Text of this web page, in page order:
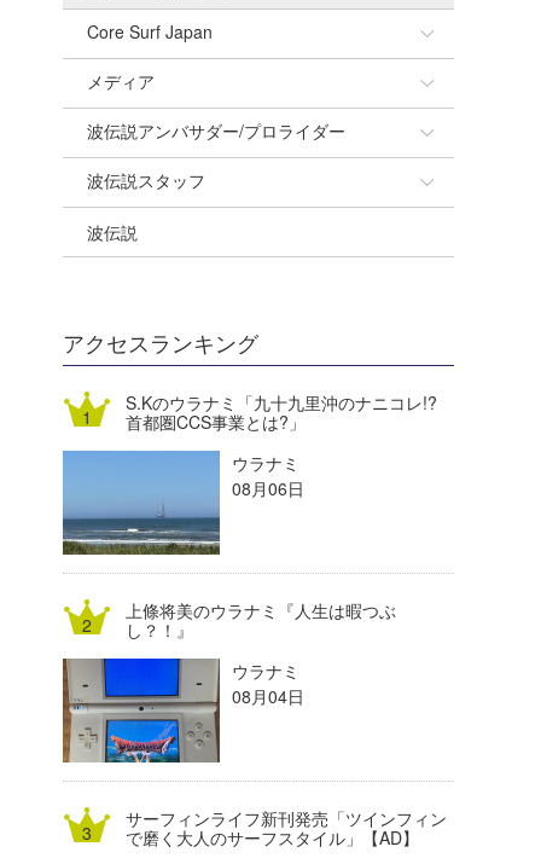
Core Surf Japan
Naoya Kimoto
mitsuteru Kamio
Yasunari Inoue
Yoshiyuki Obata
DELTA FORCE SURF
熊谷素子
メディア
SURFMEDIA
Colors MAGAZINE
WAVAL
波伝説アンバサダー/プロライダー
福島寿実子
中浦“JET”章
進士剛光
植村未来
大野”MAR”修聖
喜納海人
波伝説スタッフ
☆加藤
Aichan
ECE
H
KID
KOBU
KY
MIN
mitz
OYZ
波伝説
アクセスランキング
S.Kのウラナミ「九十九里沖のナニコレ!?
首都圏CCS事業とは?」
ウラナミ
08月06日
上條将美のウラナミ『人生は暇つぶ
し？！』
ウラナミ
08月04日
サーフィンライフ新刊発売「ツインフィン
で磨く大人のサーフスタイル」【AD】